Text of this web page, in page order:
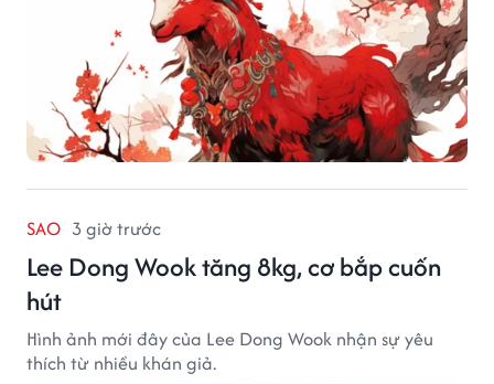
SAO 3 giờ trước
Lee Dong Wook tăng 8kg, cơ bắp cuốn
hút
Hình ảnh mới đây của Lee Dong Wook nhận sự yêu
thích từ nhiều khán giả.